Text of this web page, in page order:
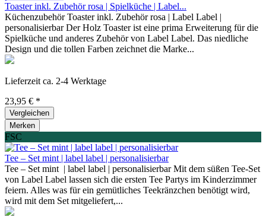
Toaster inkl. Zubehör rosa | Spielküche | Label...
Küchenzubehör Toaster inkl. Zubehör rosa | Label Label |
personalisierbar Der Holz Toaster ist eine prima Erweiterung für die
Spielküche und anderes Zubehör von Label Label. Das niedliche
Design und die tollen Farben zeichnet die Marke...
Lieferzeit ca. 2-4 Werktage
23,95 € *
Vergleichen
Merken
FSC
Tee – Set mint | label label | personalisierbar
Tee – Set mint | label label | personalisierbar Mit dem süßen Tee-Set
von Label Label lassen sich die ersten Tee Partys im Kinderzimmer
feiern. Alles was für ein gemütliches Teekränzchen benötigt wird,
wird mit dem Set mitgeliefert,...